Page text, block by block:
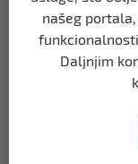
SVIJET
prije
našeg
Daljnjim